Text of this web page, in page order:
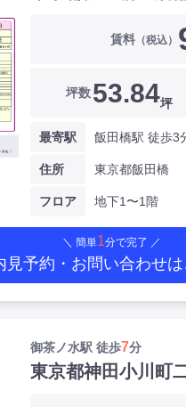
賃料 （税込）
坪数53.84坪
最寄駅 飯田橋駅 徒歩3
住所 東京都飯田橋
フロア 地下1〜1階
＼ 簡単1分で完了 ／
見予約・お問い合わせ
御茶ノ水駅 徒歩7分
東京都神田小川町